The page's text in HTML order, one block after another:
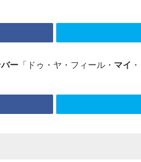
ー 「ドゥ・ヤ・フィール・ マイ